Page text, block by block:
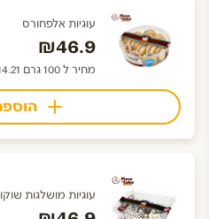
עוגיות אלפחורס
₪46.9
מחיר ל 100 גרם ₪14.21
עוגיות מושלגות